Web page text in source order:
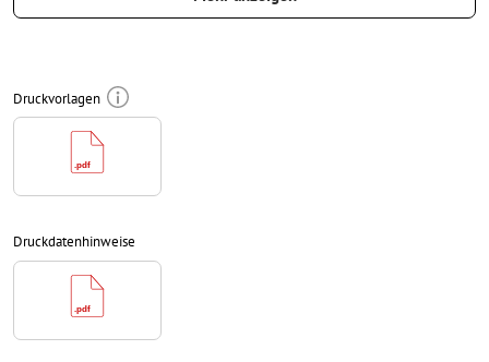
Auflösung:150 dpi
mit mind. 4 mm Abstand zum Endformat
Schriftenmüssen vollständig eingebettet oder in Kurven
konvertiert werden
CMYK, FOGRA51 (PSO Coated v3) für gestrichene
Rechtschreib- und Satzfehler
Überdruckeneinstellungen
werden gelöscht und nicht gedruckt
Druckvorlagen
Druckdatenhinweise